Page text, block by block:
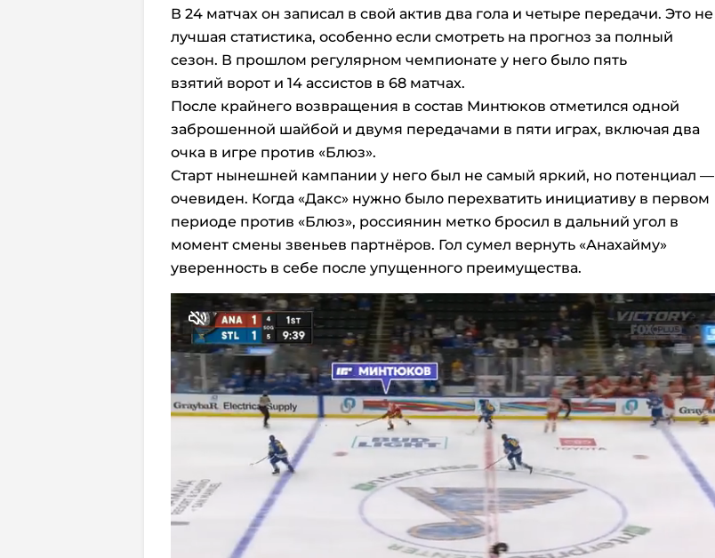
В 24 матчах он записал в свой актив два гола и четыре передачи. Это не
лучшая статистика, особенно если смотреть на прогноз за полный
сезон. В прошлом регулярном чемпионате у него было пять
взятий ворот и 14 ассистов в 68 матчах.
После крайнего возвращения в состав Минтюков отметился одной
заброшенной шайбой и двумя передачами в пяти играх, включая два
очка в игре против «Блюз».
Старт нынешней кампании у него был не самый яркий, но потенциал —
очевиден. Когда «Дакс» нужно было перехватить инициативу в первом
периоде против «Блюз», россиянин метко бросил в дальний угол в
момент смены звеньев партнёров. Гол сумел вернуть «Анахайму»
уверенность в себе после упущенного преимущества.